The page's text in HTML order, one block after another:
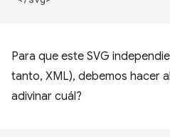
Para que este SVG
tanto, XML), debemos hacer
adivinar cuál?